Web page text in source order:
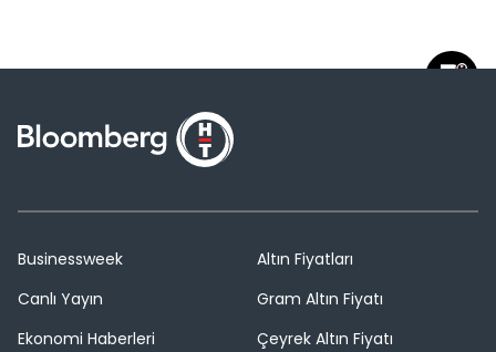
Businessweek
Canlı Yayın
Ekonomi Haberleri
Altın Fiyatları
Gram Altın Fiyatı
Çeyrek Altın Fiyatı